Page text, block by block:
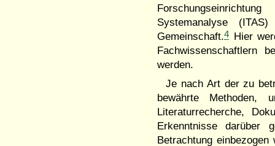
Systemanalyse
Gemeinschaft.4 Hier
Fachwissenschaftlern
werden.
Je nach Art der zu
bewährte
Literaturrecherche,
Erkenntnisse darüber
Betrachtung